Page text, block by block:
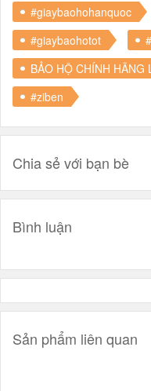
#giaybaohohanquoc
#giaybaohotot
BẢO HỘ CHÍNH HÃNG
#ziben
Chia sẻ với bạn bè
Bình luận
Sản phẩm liên quan